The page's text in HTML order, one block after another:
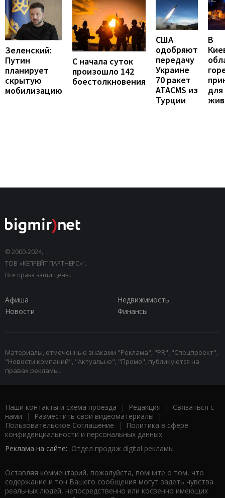
Зеленский:
Путин
планирует
скрытую
мобилизацию
С начала суток
произошло 142
боестолкновения
США
одобряют
передачу
Украине
70 ракет
ATACMS из
Турции
В
для
© 2000-2024,
ТОВ «КЕПРЕЙТ ПАРТНЕРС»".
Все права защищены.
Афиша
Недвижимость
Новости
Финансы
Материалы, отмеченные знаками "Реклама", "PR", "Спецпроект",
"Новости компаний", "Актуально", "Промо", публикуются на
правах рекламы.
Наши контакты и схема проезда | Редакция | Связаться с
нами | Разместить свои видеоматериалы |
Пользовательское Соглашение |
Политика в сфере
конфиденциальности и персональных данных
Реклама на сайте: Отдел продаж digital рекламы
Оставляя комментарий, пожалуйста, помните о том, что
содержание и тон Вашего сообщения могут задеть чувства
реальных людей, непосредственно или косвенно имеющих